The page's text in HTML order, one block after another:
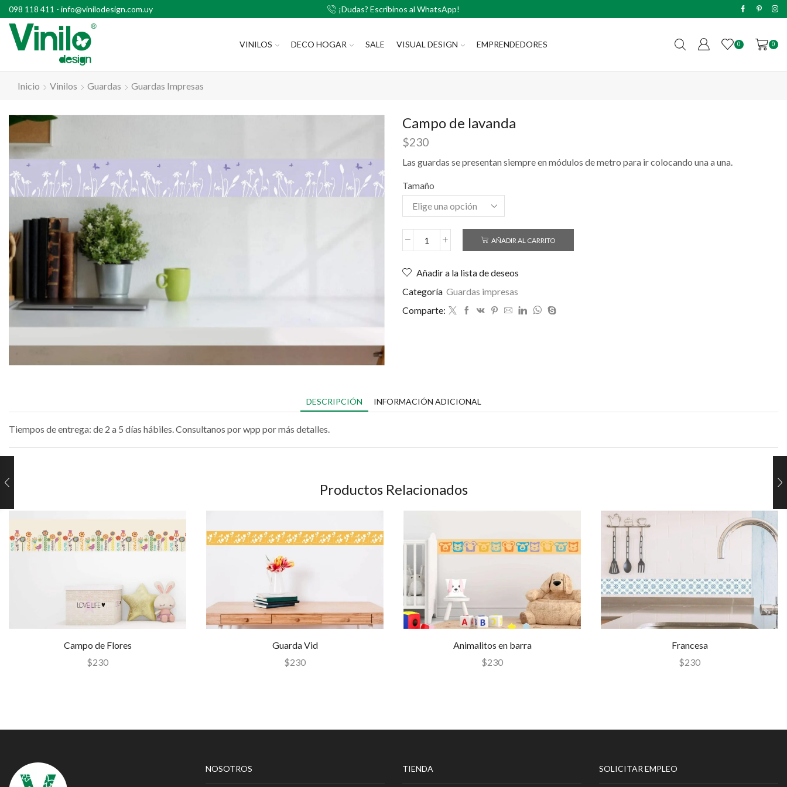
098 118 411 - info@vinilodesign.com.uy
con compras superiores a $2500 ¡Dudas? Escribinos al WhatsApp! Envíos sin cargo a todo el país
VINILOS DECO HOGAR SALE VISUAL DESIGN EMPRENDEDORES 0 0
Inicio Vinilos Guardas Guardas Impresas
Campo de lavanda
$230
Las guardas se presentan siempre en módulos de metro para ir colocando una a una.
Tamaño
AÑADIR AL CARRITO
Añadir a la lista de deseos
Categoría Guardas impresas
Comparte:
DESCRIPCIÓN INFORMACIÓN ADICIONAL
Tiempos de entrega: de 2 a 5 días hábiles. Consultanos por wpp por más detalles.
Productos Relacionados
Campo de Flores
$230
Guarda Vid
$230
Animalitos en barra
$230
Francesa
$230
NOSOTROS TIENDA SOLICITAR EMPLEO